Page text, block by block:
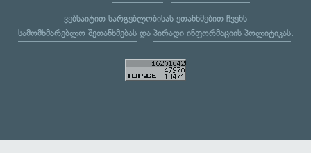
ვებსაიტით სარგებლობისას ეთანხმებით ჩვენს
სამომხმარებლო შეთანხმებასდა პირადი ინფორმაციის პოლიტიკას.